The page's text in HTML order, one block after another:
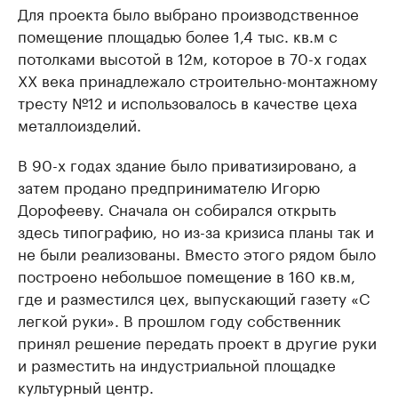
Для проекта было выбрано производственное
помещение площадью более 1,4 тыс. кв.м с
потолками высотой в 12м, которое в 70-х годах
XX века принадлежало строительно-монтажному
тресту №12 и использовалось в качестве цеха
металлоизделий.
В 90-х годах здание было приватизировано, а
затем продано предпринимателю Игорю
Дорофееву. Сначала он собирался открыть
здесь типографию, но из-за кризиса планы так и
не были реализованы. Вместо этого рядом было
построено небольшое помещение в 160 кв.м,
где и разместился цех, выпускающий газету «С
легкой руки». В прошлом году собственник
принял решение передать проект в другие руки
и разместить на индустриальной площадке
культурный центр.